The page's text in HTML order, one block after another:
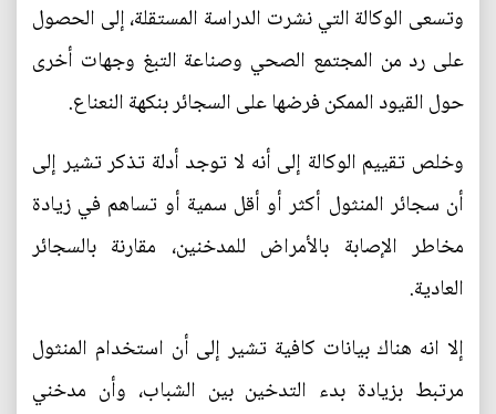
وتسعى الوكالة التي نشرت الدراسة المستقلة، إلى الحصول
على رد من المجتمع الصحي وصناعة التبغ وجهات أخرى
حول القيود الممكن فرضها على السجائر بنكهة النعناع.
وخلص تقييم الوكالة إلى أنه لا توجد أدلة تذكر تشير إلى
أن سجائر المنثول أكثر أو أقل سمية أو تساهم في زيادة
مخاطر الإصابة بالأمراض للمدخنين، مقارنة بالسجائر
العادية.
إلا انه هناك بيانات كافية تشير إلى أن استخدام المنثول
مرتبط بزيادة بدء التدخين بين الشباب، وأن مدخني